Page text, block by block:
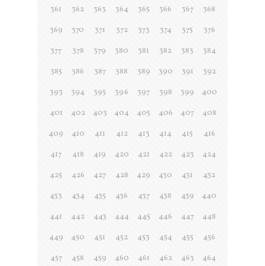
361
362 363 364 365 366 367
368
369
370 371 372 373 374 375
376
377
378 379 380 381 382 383
384
385
386 387 388 389 390 391
392
393
394 395 396 397 398 399
400
401
402 403 404 405 406 407
408
409
410 411 412 413 414 415
416
417
418 419 420 421 422 423
424
425
426 427 428 429 430 431
432
433
434 435 436 437 438 439
440
441
442 443 444 445 446 447
448
449
450 451 452 453 454 455
456
457
458 459 460 461 462 463
464